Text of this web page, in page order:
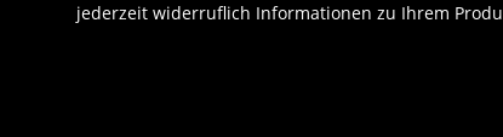
jederzeit widerruflich Informationen zu Ihrem